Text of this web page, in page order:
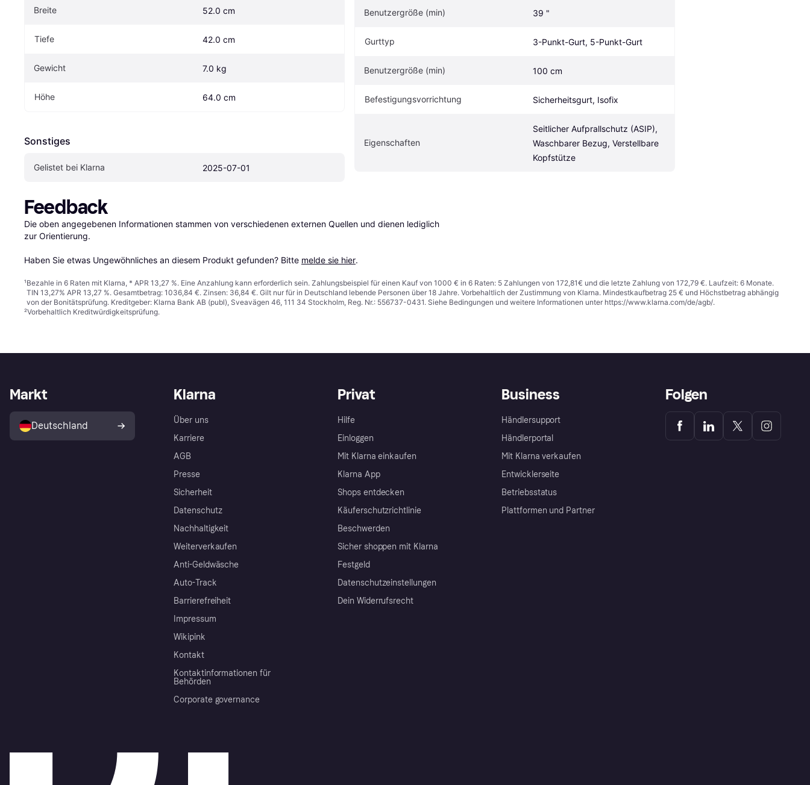
Breite 52.0 cm
Tiefe 42.0 cm
Gewicht 7.0 kg
Höhe 64.0 cm
Sonstiges
Gelistet bei Klarna 2025-07-01
Benutzergröße (min) 39 "
Gurttyp 3-Punkt-Gurt, 5-Punkt-Gurt
Benutzergröße (min) 100 cm
Befestigungsvorrichtung Sicherheitsgurt, Isofix
Eigen­schaften
Seitlicher Aufprallschutz (ASIP),
Waschbarer Bezug, Verstellbare
Kopfstütze
Feedback
Die oben angegebenen Informationen stammen von verschiedenen externen Quellen und dienen lediglich
zur Orientierung.
Haben Sie etwas Ungewöhnliches an diesem Produkt gefunden? Bitte melde sie hier.
¹Bezahle in 6 Raten mit Klarna, * APR 13,27 %. Eine Anzahlung kann erforderlich sein. Zahlungsbeispiel für einen Kauf von 1000 € in 6 Raten: 5 Zahlungen von 172,81€ und die letzte Zahlung von 172,79 €. Laufzeit: 6 Monate.
TIN 13,27% APR 13,27 %. Gesamtbetrag: 1036,84 €. Zinsen: 36,84 €. Gilt nur für in Deutschland lebende Personen über 18 Jahre. Vorbehaltlich der Zustimmung von Klarna. Mindestkaufbetrag 25 € und Höchstbetrag abhängig
von der Bonitätsprüfung. Kreditgeber: Klarna Bank AB (publ), Sveavägen 46, 111 34 Stockholm, Reg. Nr.: 556737-0431. Siehe Bedingungen und weitere Informationen unter https://www.klarna.com/de/agb/.
²Vorbehaltlich Kreditwürdigkeitsprüfung.
Klarna
Über uns
Karriere
AGB
Presse
Sicherheit
Datenschutz
Nachhaltigkeit
Weiterverkaufen
Anti-Geldwäsche
Auto-Track
Barrierefreiheit
Impressum
Wikipink
Kontakt
Kontaktinformationen für
Behörden
Corporate governance
Privat
Hilfe
Einloggen
Mit Klarna einkaufen
Klarna App
Shops entdecken
Käuferschutzrichtlinie
Beschwerden
Sicher shoppen mit Klarna
Festgeld
Datenschutzeinstellungen
Dein Widerrufsrecht
Business
Händlersupport
Händlerportal
Mit Klarna verkaufen
Entwicklerseite
Betriebsstatus
Plattformen und Partner
Markt
Deutschland
Folgen